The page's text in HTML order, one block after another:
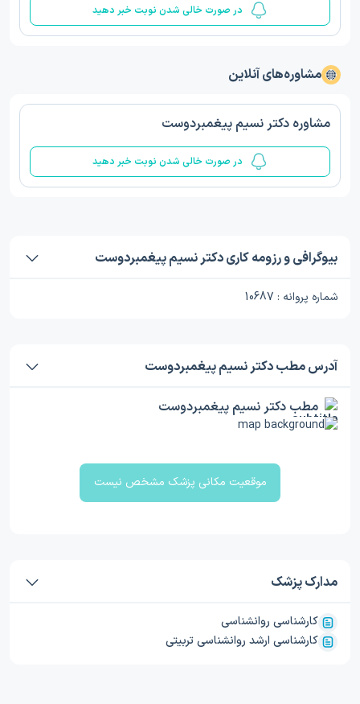
در صورت خالی شدن نوبت خبر دهید
مشاوره‌های آنلاین
مشاوره دکتر نسیم پیغمبردوست
در صورت خالی شدن نوبت خبر دهید
بیوگرافی و رزومه کاری دکتر نسیم پیغمبردوست
شماره پروانه : 10687
آدرس مطب دکتر نسیم پیغمبردوست
مطب دکتر نسیم پیغمبردوست
موقعیت مکانی پزشک مشخص نیست
مدارک پزشک
کارشناسی روانشناسی
کارشناسی ارشد روانشناسی تربیتی